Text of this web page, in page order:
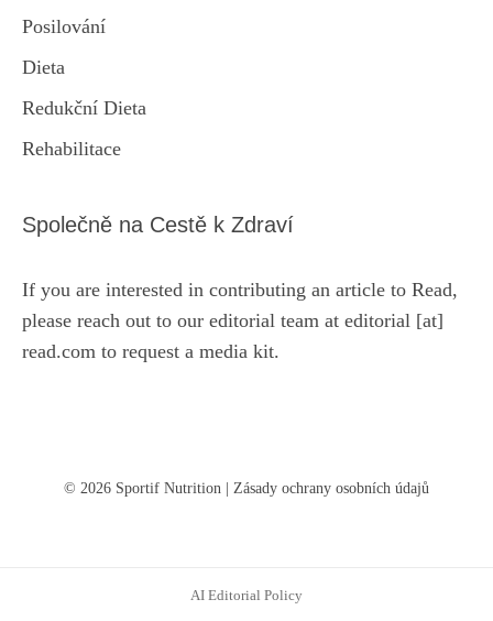
Posilování
Dieta
Redukční Dieta
Rehabilitace
Společně na Cestě k Zdraví
If you are interested in contributing an article to Read,
please reach out to our editorial team at editorial [at]
read.com to request a media kit.
© 2026 Sportif Nutrition | Zásady ochrany osobních údajů
AI Editorial Policy